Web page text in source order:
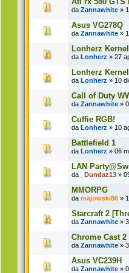
da Zannawhite »
Asus VG278Q
da Zannawhite »
Lonherz
da Lonherz » 27
Lonherz Kernel
da Lonherz » 10
Call of Duty
da Zannawhite »
Cuffie RGB!
da Lonherz » 10
Battlefield 1
da Lonherz » 06
LAN
da _Dundaz13 »
MMORPG
da majowski86 »
Starcraft 2
da Zannawhite »
Chrome Cast
da Zannawhite »
Asus VC239H
da Zannawhite »